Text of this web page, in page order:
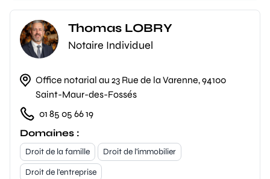
Thomas LOBRY
Notaire Individuel
Office notarial au 23 Rue de la Varenne, 94100
Saint-Maur-des-Fossés
01 85 05 66 19
Domaines :
Droit de la famille
Droit de l'immobilier
Droit de l'entreprise